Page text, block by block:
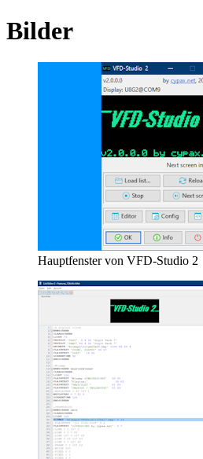
Bilder
Hauptfenster von VFD-Studio 2